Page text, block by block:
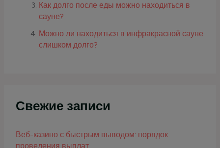
Как долго после еды можно находиться в
сауне?
Можно ли находиться в инфракрасной сауне
слишком долго?
Свежие записи
Веб-казино с быстрым выводом: порядок
проведения выплат